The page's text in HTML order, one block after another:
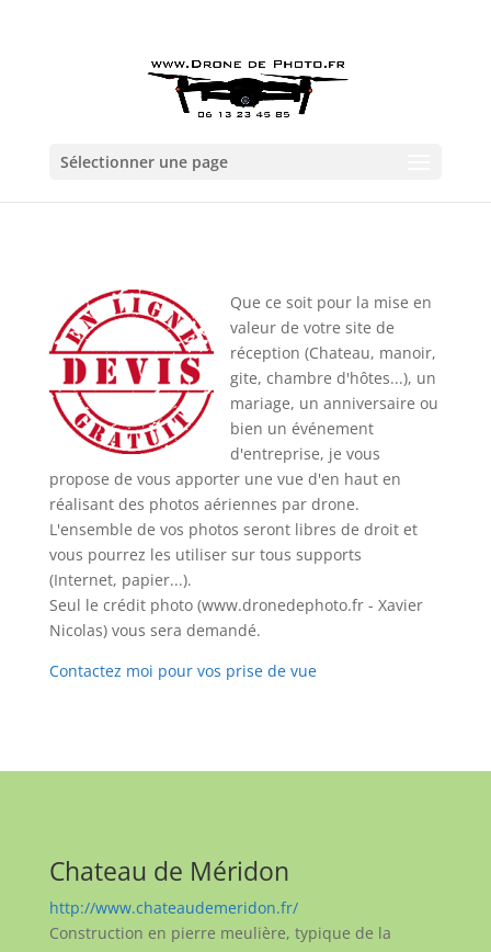
Sélectionner une page
Que ce soit pour la mise en
valeur de votre site de
réception (Chateau, manoir,
gite, chambre d'hôtes...), un
mariage, un anniversaire ou
bien un événement
d'entreprise, je vous
propose de vous apporter une vue d'en haut en
réalisant des photos aériennes par drone.
L'ensemble de vos photos seront libres de droit et
vous pourrez les utiliser sur tous supports
(Internet, papier...).
Seul le crédit photo (www.dronedephoto.fr - Xavier
Nicolas) vous sera demandé.
Contactez moi pour vos prise de vue
Chateau de Méridon
http://www.chateaudemeridon.fr/
Construction en pierre meulière, typique de la